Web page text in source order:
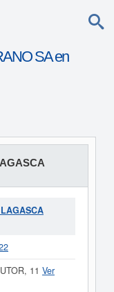
SA en
11 Ver